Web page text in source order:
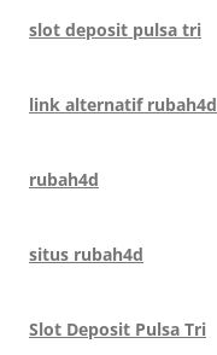
slot deposit pulsa tri
link alternatif rubah4d
rubah4d
situs rubah4d
Slot Deposit Pulsa Tri